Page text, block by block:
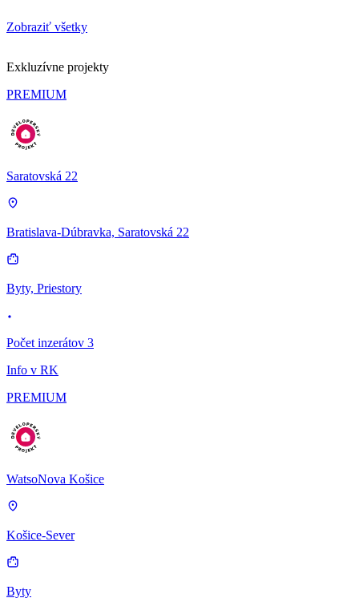
Zobraziť všetky
Exkluzívne projekty
PREMIUM
Saratovská 22
Bratislava-Dúbravka, Saratovská 22
Byty, Priestory
Počet inzerátov 3
Info v RK
PREMIUM
WatsoNova Košice
Košice-Sever
Byty